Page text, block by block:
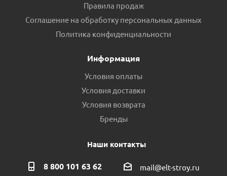
Правила продаж
Соглашение на обработку персональных данных
Политика конфиденциальности
Информация
Условия оплаты
Условия доставки
Условия возврата
Бренды
Наши контакты
8 800 101 63 62 mail@elt-stroy.ru